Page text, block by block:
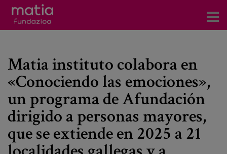
Servicios
Eventos
Contacto
Noticias
Matia instituto colabora en
«Conociendo las emociones»,
un programa de Afundación
dirigido a personas mayores,
que se extiende en 2025 a 21